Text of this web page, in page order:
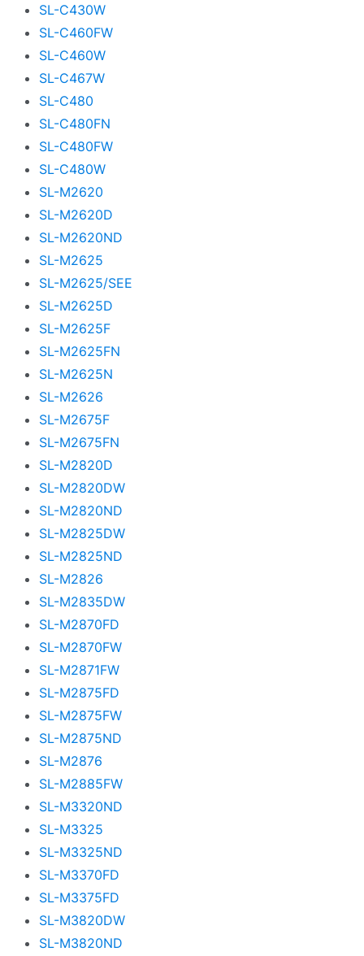
SL-C430W
SL-C460FW
SL-C460W
SL-C467W
SL-C480
SL-C480FN
SL-C480FW
SL-C480W
SL-M2620
SL-M2620D
SL-M2620ND
SL-M2625
SL-M2625/SEE
SL-M2625D
SL-M2625F
SL-M2625FN
SL-M2625N
SL-M2626
SL-M2675F
SL-M2675FN
SL-M2820D
SL-M2820DW
SL-M2820ND
SL-M2825DW
SL-M2825ND
SL-M2826
SL-M2835DW
SL-M2870FD
SL-M2870FW
SL-M2871FW
SL-M2875FD
SL-M2875FW
SL-M2875ND
SL-M2876
SL-M2885FW
SL-M3320ND
SL-M3325
SL-M3325ND
SL-M3370FD
SL-M3375FD
SL-M3820DW
SL-M3820ND